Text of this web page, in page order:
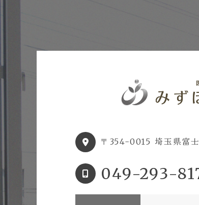
〒354-0015 埼玉県富
049-293-